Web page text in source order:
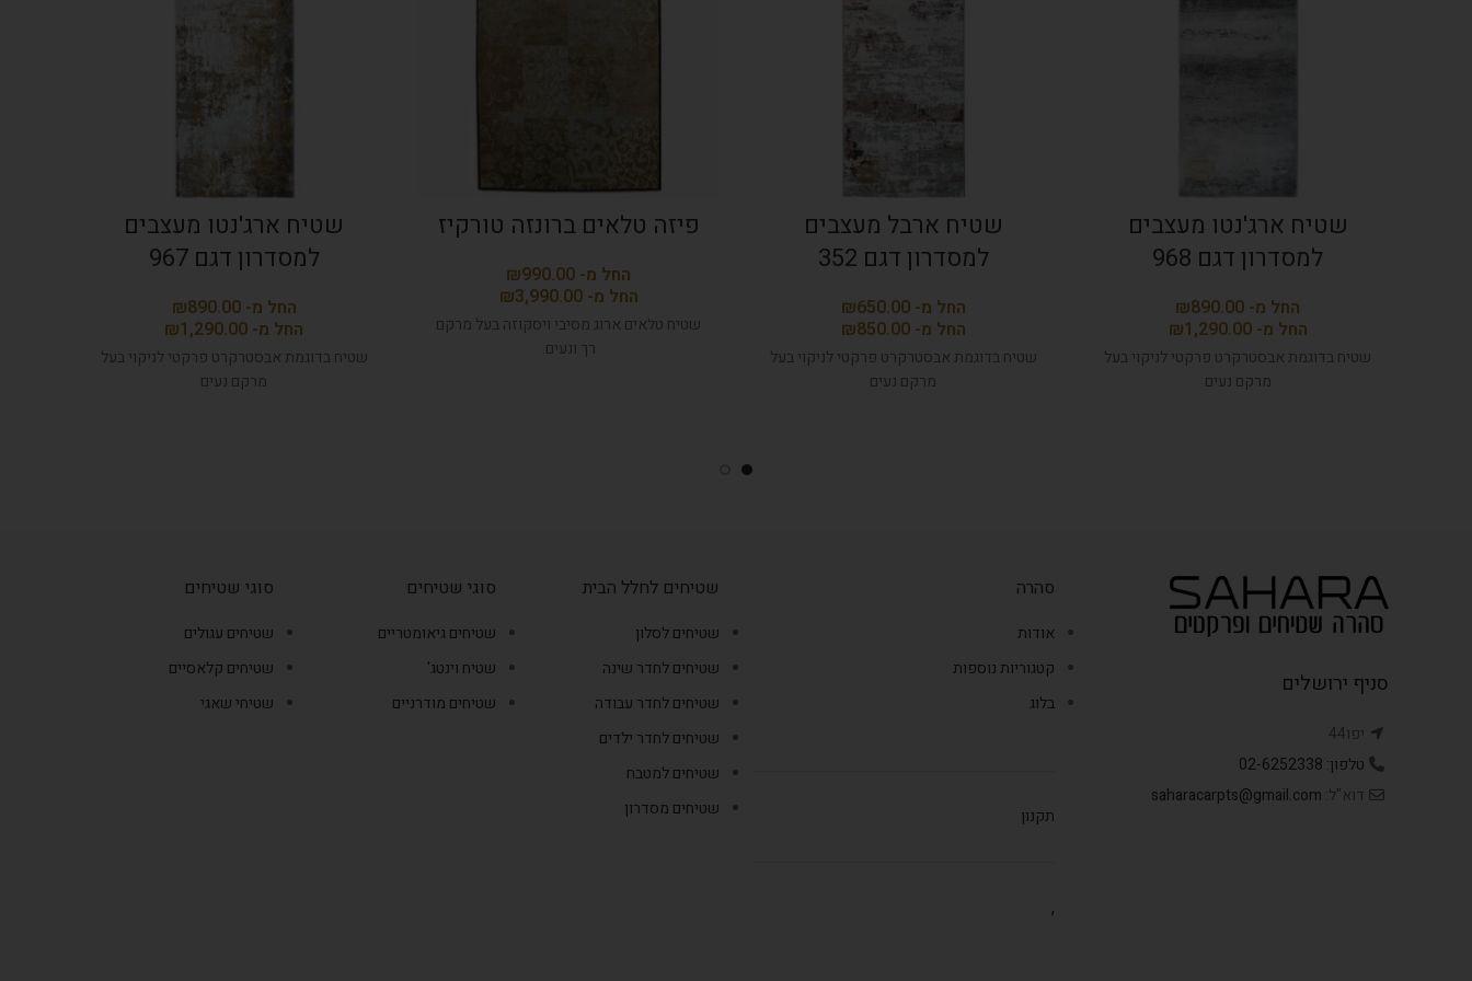
שטיח ארג'נטו מעצבים
למסדרון דגם 968
₪
₪
שטיח בדוגמת אבסטרקרט פרקטי לניקוי בעל
מרקם נעים
שטיח ארבל מעצבים
למסדרון דגם 352
₪
₪
שטיח בדוגמת אבסטרקרט פרקטי לניקוי בעל
מרקם נעים
פיזה טלאים ברונזה טורקיז
₪
₪
שטיח טלאים ארוג מסיבי ויסקוזה בעל מרקם
רך ונעים.
שטיח ארג'נטו מעצבים
למסדרון דגם 967
₪
₪
שטיח בדוגמת אבסטרקרט פרקטי לניקוי בעל
מרקם נעים
סניף ירושלים
יפו44
טלפון: 02-6252338
דוא"ל: saharacarpts@gmail.com
סהרה
אודות
קטגוריות נוספות
בלוג
תקנון
,
שטיחים לחלל הבית
שטיחים לסלון
שטיחים לחדר שינה
שטיחים לחדר עבודה
שטיחים לחדר ילדים
שטיחים למטבח
שטיחים מסדרון
סוגי שטיחים
שטיחים גיאומטריים
שטיח וינטג'
שטיחים מודרניים
סוגי שטיחים
שטיחים עגולים
שטיחים קלאסיים
שטיחי שאגי